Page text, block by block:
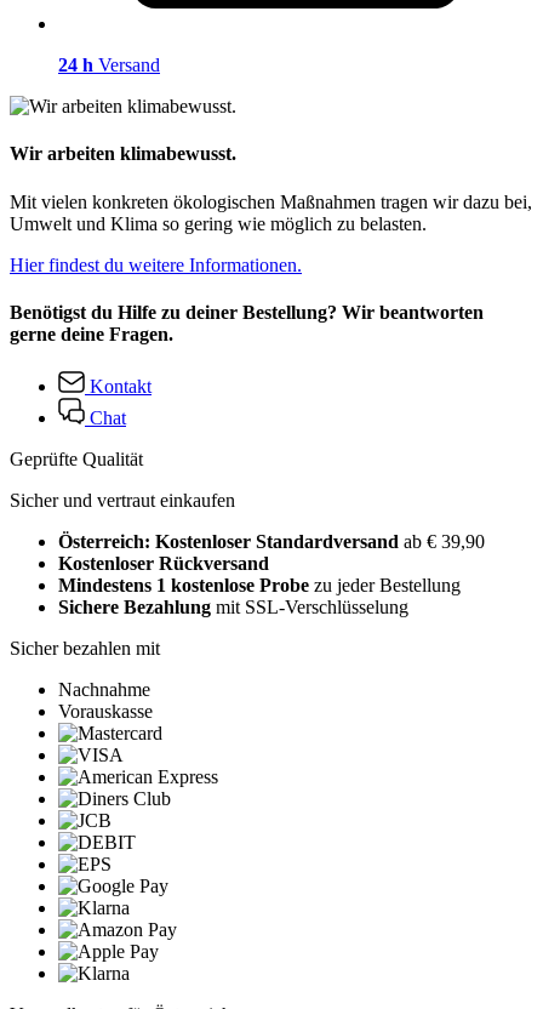
24 h Versand
Wir arbeiten klimabewusst.
Mit vielen konkreten ökologischen Maßnahmen tragen wir dazu bei,
Umwelt und Klima so gering wie möglich zu belasten.
Hier findest du weitere Informationen.
Benötigst du Hilfe zu deiner Bestellung? Wir beantworten
gerne deine Fragen.
Kontakt
Chat
Geprüfte Qualität
Sicher und vertraut einkaufen
Österreich: Kostenloser Standardversand ab € 39,90
Kostenloser Rückversand
Mindestens 1 kostenlose Probe zu jeder Bestellung
Sichere Bezahlung mit SSL-Verschlüsselung
Sicher bezahlen mit
Nachnahme
Vorauskasse